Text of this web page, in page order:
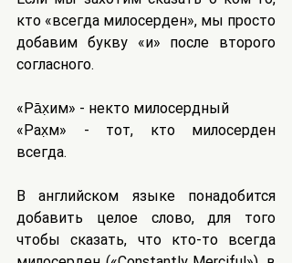
кто «всегда милосерден», мы просто
добавим букву «и» после второго
согласного.
«Ра̄х̣им» - некто милосердный
«Рах̣ӣм» - тот, кто милосерден
всегда.
В английском языке понадобится
добавить целое слово, для того
чтобы сказать, что кто-то всегда